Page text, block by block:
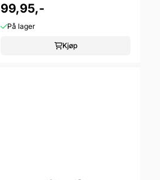
99,95,-
På lager
Kjøp